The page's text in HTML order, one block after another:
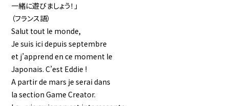
一緒に遊びましょう！」
（フランス語）
Salut tout le monde,
Je suis ici depuis septembre
et j’apprend en ce moment le
Japonais. C’est Eddie !
A partir de mars je serai dans
la section Game Creator.